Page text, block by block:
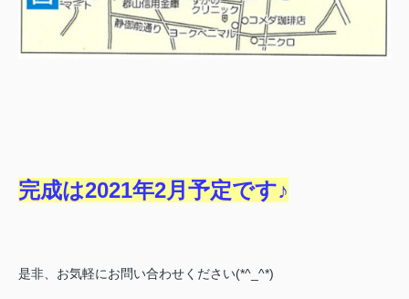
完成は2021年2月予定です♪
是非、お気軽にお問い合わせください(*^_^*)